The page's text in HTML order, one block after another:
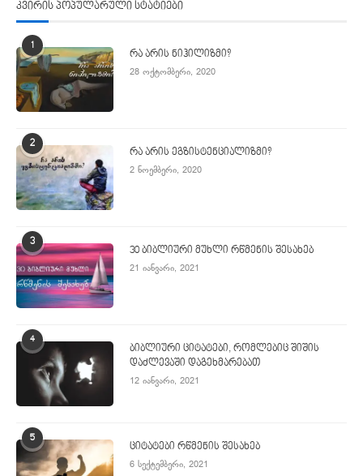
კვირის პოპულარული სტატიები
1
რა არის ნიჰილიზმი?
28 ოქტომბერი, 2020
2
რა არის ეგზისტენციალიზმი?
2 ნოემბერი, 2020
3
30 ბიბლიური მუხლი რწმენის შესახებ
21 იანვარი, 2021
4
ბიბლიური ციტატები, რომლებიც შიშის
დაძლევაში დაგეხმარებათ
12 იანვარი, 2021
5
ციტატები რწმენის შესახებ
6 სექტემბერი, 2021